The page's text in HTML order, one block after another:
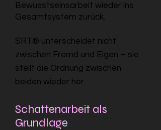
Bewusstseinsarbeit wieder ins
Gesamtsystem zurück.
SRT® unterscheidet nicht
zwischen Fremd und Eigen – sie
stellt die Ordnung zwischen
beiden wieder her.
Schattenarbeit als
Grundlage